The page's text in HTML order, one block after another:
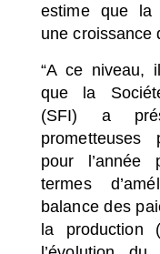
estime que la
une croissance
“A ce niveau,
que la
(SFI) a
prometteuses
pour l’année
termes
balance des
la production